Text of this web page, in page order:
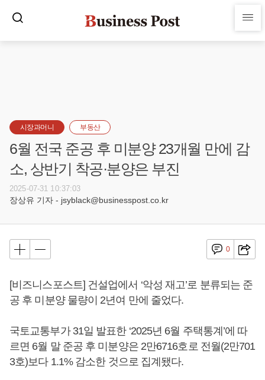
시장과머니 부동산
6월 전국 준공 후 미분양 23개월 만에 감
소, 상반기 착공·분양은 부진
2025-07-31 10:37:03
장상유 기자 - jsyblack@businesspost.co.kr
0
[비즈니스포스트] 건설업에서 ‘악성 재고’로 분류되는 준
공 후 미분양 물량이 2년여 만에 줄었다.
국토교통부가 31일 발표한 ‘2025년 6월 주택통계’에 따
르면 6월 말 준공 후 미분양은 2만6716호로 전월(2만701
3호)보다 1.1% 감소한 것으로 집계됐다.